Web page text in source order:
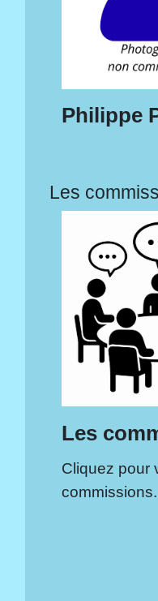
Philippe
Les
Les
Cliquez pour
commissions.